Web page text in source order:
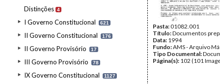
Distinções 4
I Governo Constitucional 621
II Governo Constitucional 176
II Governo Provisório 17
III Governo Provisório 78
IX Governo Constitucional 1127
Pasta:01082.001
Título:Documentos
Data: 1994
Fundo:AMS - Arquivo
Tipo Documental:
Página(s): 102 (101